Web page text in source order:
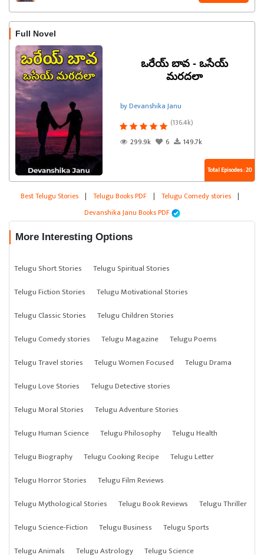
Full Novel
ఒరేయ్ బావ - ఒసేయ్
మరదలా
by Devanshika Janu
(136.4k)
299.9k
6 149.7k
Total Episodes : 20
Best Telugu Stories | Telugu Books PDF | Telugu Comedy stories |
Devanshika Janu Books PDF
More Interesting Options
Telugu Short Stories
Telugu Spiritual Stories
Telugu Fiction Stories
Telugu Motivational Stories
Telugu Classic Stories
Telugu Children Stories
Telugu Comedy stories
Telugu Magazine
Telugu Poems
Telugu Travel stories
Telugu Women Focused
Telugu Drama
Telugu Love Stories
Telugu Detective stories
Telugu Moral Stories
Telugu Adventure Stories
Telugu Human Science
Telugu Philosophy
Telugu Health
Telugu Biography
Telugu Cooking Recipe
Telugu Letter
Telugu Horror Stories
Telugu Film Reviews
Telugu Mythological Stories
Telugu Book Reviews
Telugu Thriller
Telugu Science-Fiction
Telugu Business
Telugu Sports
Telugu Animals
Telugu Astrology Telugu Science